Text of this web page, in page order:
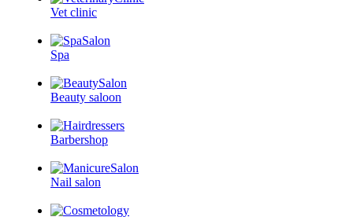
Vet clinic
Spa
Beauty saloon
Barbershop
Nail salon